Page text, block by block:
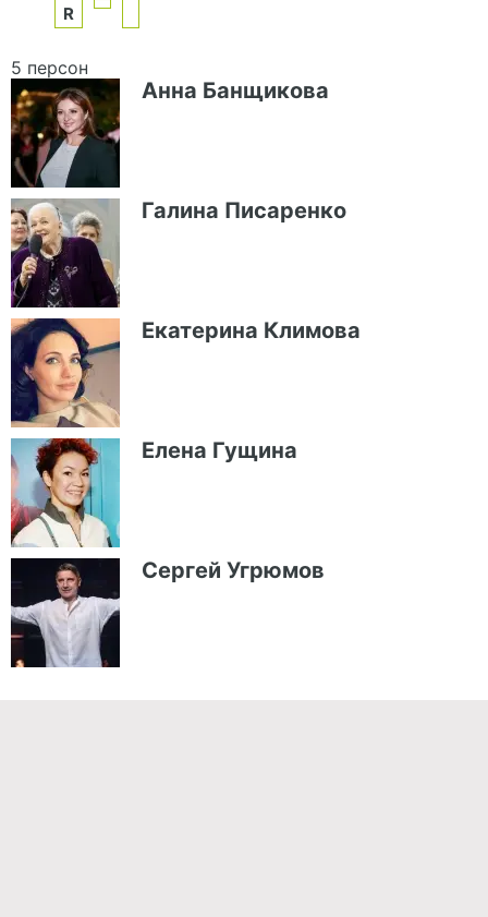
R
5 персон
Анна Банщикова
Галина Писаренко
Екатерина Климова
Елена Гущина
Сергей Угрюмов